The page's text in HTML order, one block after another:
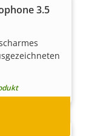
3.5
Unsere
der Welt
von ihnen